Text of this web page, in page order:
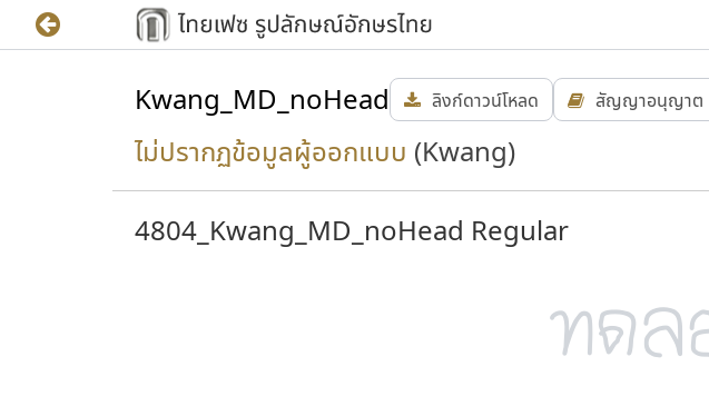
Kwang_MD_noHead ลิงก์ดาวน์โหลด สัญญาอนุญาต
ไม่ปรากฏข้อมูลผู้ออกแบบ (Kwang)
4804_Kwang_MD_noHead Regular